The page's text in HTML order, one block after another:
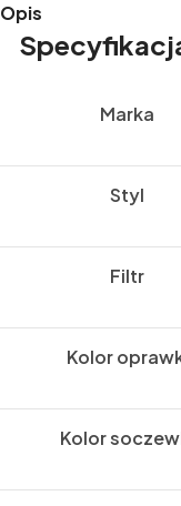
Opis
Marka
Styl
Filtr
Kolor
Kolor